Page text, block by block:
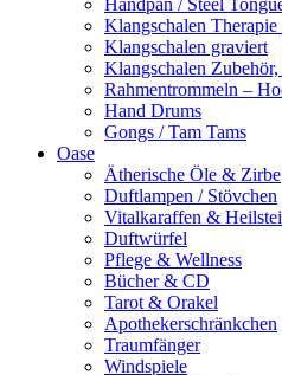
Handpan / Steel
Klangschalen
Klangschalen graviert
Klangschalen Zubehör,
Rahmentrommeln –
Hand Drums
Gongs / Tam Tams
Oase
Ätherische Öle & Zirbe
Duftlampen / Stövchen
Vitalkaraffen &
Duftwürfel
Pflege & Wellness
Bücher & CD
Tarot & Orakel
Apothekerschränkchen
Traumfänger
Windspiele